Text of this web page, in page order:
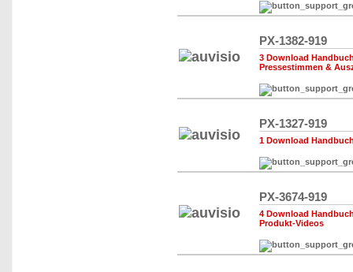
PX-1382-919
3 Download
Pressestimmen &
PX-1327-919
1 Download
PX-3674-919
4 Download
Produkt-Videos